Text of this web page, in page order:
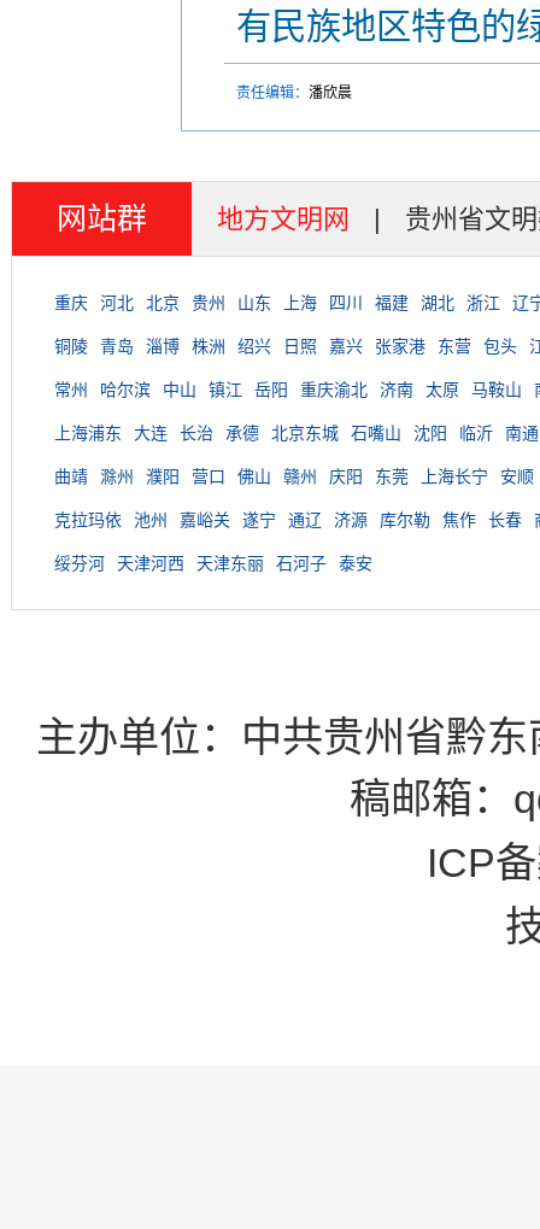
有民族地区特色的
责任编辑： 潘欣晨
网站群 地方文明网 | 贵州省文
重庆 河北 北京 贵州 山东 上海 四川 福建 湖北 浙江 辽
铜陵 青岛 淄博 株洲 绍兴 日照 嘉兴 张家港 东营 包头
常州 哈尔滨 中山 镇江 岳阳 重庆渝北 济南 太原 马鞍山
上海浦东 大连 长治 承德 北京东城 石嘴山 沈阳 临沂 南通
曲靖 滁州 濮阳 营口 佛山 赣州 庆阳 东莞 上海长宁 安顺
克拉玛依 池州 嘉峪关 遂宁 通辽 济源 库尔勒 焦作 长春
绥芬河 天津河西 天津东丽 石河子 泰安
主办单位：中共贵州省黔
稿邮箱：
ICP